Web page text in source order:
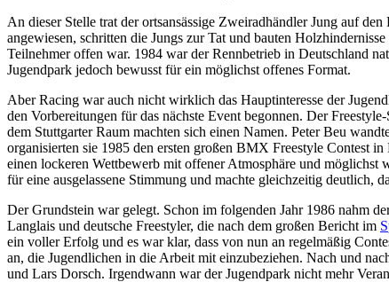
An dieser Stelle trat der ortsansässige Zweiradhändler Jung auf
angewiesen, schritten die Jungs zur Tat und bauten
Teilnehmer offen war. 1984 war der Rennbetrieb in Deutschland
Jugendpark jedoch bewusst für ein möglichst offenes Format.
Aber Racing war auch nicht wirklich das Hauptinteresse der
den Vorbereitungen für das nächste Event begonnen. Der
dem Stuttgarter Raum machten sich einen Namen. Peter Beu
organisierten sie 1985 den ersten großen BMX Freestyle Contest
einen lockeren Wettbewerb mit offener Atmosphäre und möglichst
für eine ausgelassene Stimmung und machte gleichzeitig deutlich,
Der Grundstein war gelegt. Schon im folgenden Jahr 1986 nahm
Langlais und deutsche Freestyler, die nach dem großen Bericht im
ein voller Erfolg und es war klar, dass von nun an regelmäßig
an, die Jugendlichen in die Arbeit mit einzubeziehen. Nach und
und Lars Dorsch. Irgendwann war der Jugendpark nicht mehr